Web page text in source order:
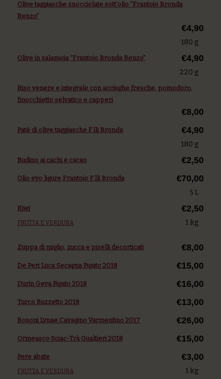
Olive taggiasche snocciolate sott’olio ”Frantoio Bronda
Renzo”
€4,90
180 g
Olive in salamoia “Frantoio Bronda Renzo” €4,90
220 g
Riso venere e integrale con acciughe fresche, pomodoro,
finocchietto selvatico e capperi
€8,00
Patè di olive taggiasche F.lli Bronda €4,90
180 g
Budino ai cachi e cacao €2,50
Olio evo ligure Frantoio F.lli Bronda €70,00
5 L
Kiwi €2,50
1 kg
FRUTTA E VERDURA
Zuppa di miglio, zucca e piselli decorticati €8,00
De Peri Luca Secagna Pigato 2018 €15,00
Durin Geva Pigato 2018 €16,00
Turco Buzzetto 2018 €13,00
Bosoni Lvnae Cavagino Varmentino 2017 €26,00
Ormeasco Sciac-Trà Gualtieri 2018 €15,00
Pere abate €3,00
1 kg
FRUTTA E VERDURA